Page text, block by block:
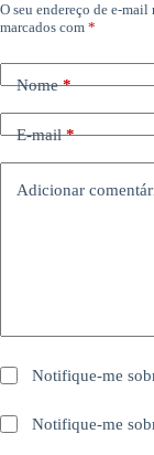
O seu endereço de e-
marcados com *
Nome*
E-mail*
Adicionar
Notifique-me
Notifique-me